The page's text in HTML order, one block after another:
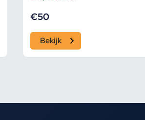
€50
Bekijk